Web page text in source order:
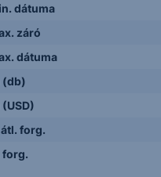
dátuma
záró
dátuma
(db)
forg.
forg.